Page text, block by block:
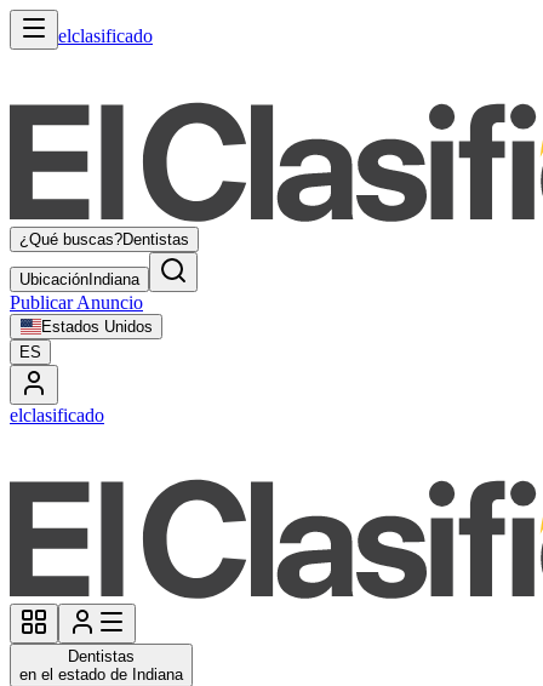
elclasificado
¿Qué buscas?Dentistas
Ubicación Indiana
Publicar Anuncio
Estados Unidos
ES
elclasificado
Dentistas
en el estado de Indiana